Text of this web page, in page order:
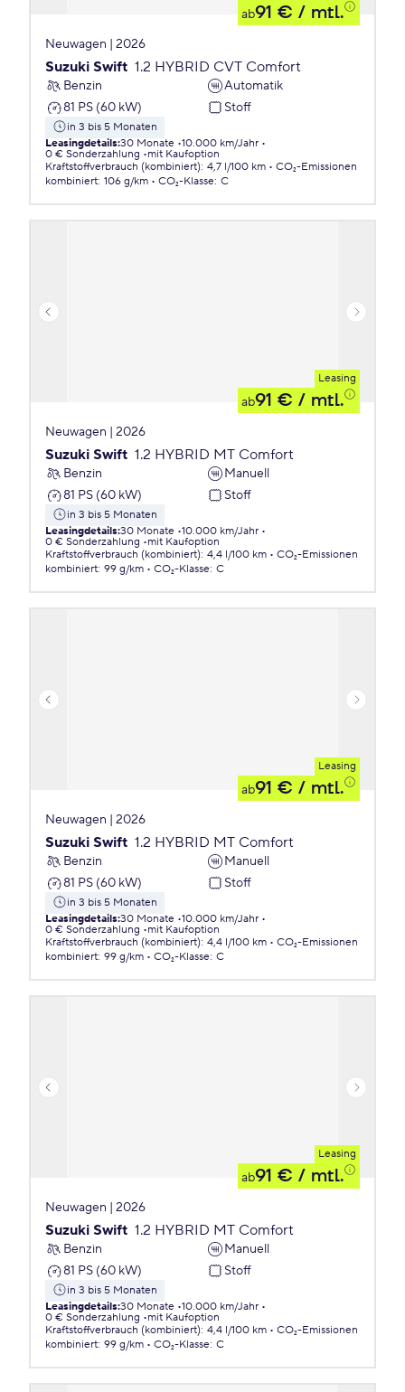
ab91 € / mtl.
Neuwagen | 2026
Suzuki Swift 1.2 HYBRID CVT Comfort
Benzin
Automatik
81 PS (60 kW)
Stoff
in 3 bis 5 Monaten
Leasingdetails:30 Monate 10.000 km/Jahr
0 € Sonderzahlung
mit Kaufoption
Kraftstoffverbrauch (kombiniert): 4,7 l/100 km
CO₂-Emissionen
kombiniert: 106 g/km CO₂-Klasse: C
Leasing
ab91 € / mtl.
Neuwagen | 2026
Suzuki Swift 1.2 HYBRID MT Comfort
Benzin
Manuell
81 PS (60 kW)
Stoff
in 3 bis 5 Monaten
Leasingdetails:30 Monate 10.000 km/Jahr
0 € Sonderzahlung
mit Kaufoption
Kraftstoffverbrauch (kombiniert): 4,4 l/100 km
CO₂-Emissionen
kombiniert: 99 g/km CO₂-Klasse: C
Leasing
ab91 € / mtl.
Neuwagen | 2026
Suzuki Swift 1.2 HYBRID MT Comfort
Benzin
Manuell
81 PS (60 kW)
Stoff
in 3 bis 5 Monaten
Leasingdetails:30 Monate 10.000 km/Jahr
0 € Sonderzahlung
mit Kaufoption
Kraftstoffverbrauch (kombiniert): 4,4 l/100 km
CO₂-Emissionen
kombiniert: 99 g/km CO₂-Klasse: C
Leasing
ab91 € / mtl.
Neuwagen | 2026
Suzuki Swift 1.2 HYBRID MT Comfort
Benzin
Manuell
81 PS (60 kW)
Stoff
in 3 bis 5 Monaten
Leasingdetails:30 Monate 10.000 km/Jahr
0 € Sonderzahlung
mit Kaufoption
Kraftstoffverbrauch (kombiniert): 4,4 l/100 km
CO₂-Emissionen
kombiniert: 99 g/km CO₂-Klasse: C